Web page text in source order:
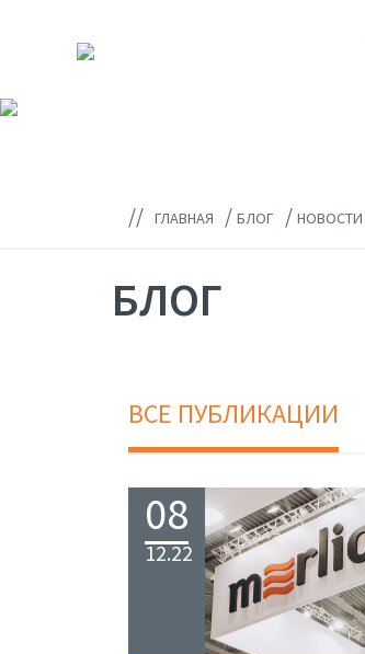
// ГЛАВНАЯ / БЛОГ / НОВОСТИ
БЛОГ
ВСЕ ПУБЛИКАЦИИ
08
12.22